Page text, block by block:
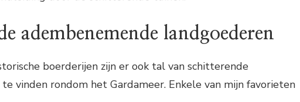
adembenemende landgoederen
boerderijen zijn er ook tal van schitterende
vinden rondom het Gardameer. Enkele van mijn favorieten